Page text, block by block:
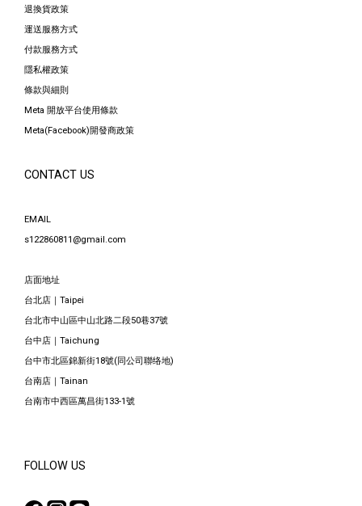
退換貨政策
運送服務方式
付款服務方式
隱私權政策
條款與細則
Meta 開放平台使用條款
Meta(Facebook)開發商政策
CONTACT US
EMAIL
s122860811@gmail.com
店面地址
台北店｜Taipei
台北市中山區中山北路二段50巷37號
台中店｜Taichung
台中市北區錦新街18號(同公司聯络地)
台南店｜Tainan
台南市中西區萬昌街133-1號
FOLLOW US